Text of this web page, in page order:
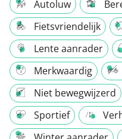
Autoluw
Fietsvriendelijk
Lente aanrader
Merkwaardig
Niet bewegwijzerd
Sportief